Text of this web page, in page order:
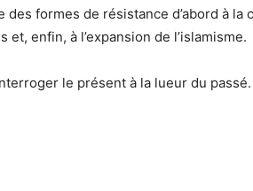
formes de résistance d’abord à la
enfin, à l’expansion de l’islamisme.
le présent à la lueur du passé.